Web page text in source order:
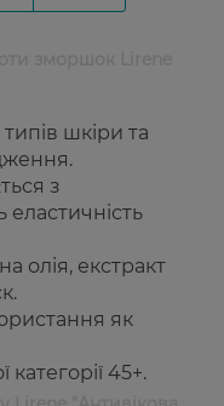
шкіри та
з
еластичність
олія, екстракт
як
45+.